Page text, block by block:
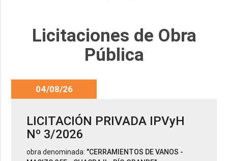
Licitaciones de Obra
Pública
04/08/26
LICITACIÓN PRIVADA IPVyH
Nº 3/2026
obra denominada: "CERRAMIENTOS DE VANOS -